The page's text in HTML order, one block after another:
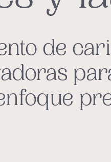
de